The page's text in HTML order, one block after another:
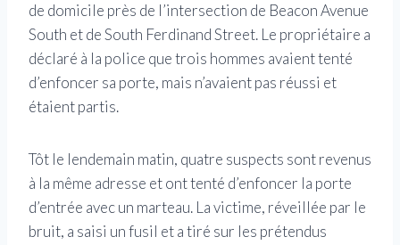
de domicile près de l’intersection de Beacon Avenue
South et de South Ferdinand Street. Le propriétaire a
déclaré à la police que trois hommes avaient tenté
d’enfoncer sa porte, mais n’avaient pas réussi et
étaient partis.
Tôt le lendemain matin, quatre suspects sont revenus
à la même adresse et ont tenté d’enfoncer la porte
d’entrée avec un marteau. La victime, réveillée par le
bruit, a saisi un fusil et a tiré sur les prétendus